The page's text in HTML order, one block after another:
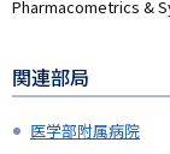
Pharmacometrics &
関連部局
医学部附属病院